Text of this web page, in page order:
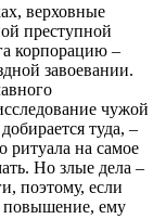
верховные
преступной
корпорацию –
завоевании.
чужой
туда, –
ритуала на самое
Но злые дела –
поэтому, если
ему